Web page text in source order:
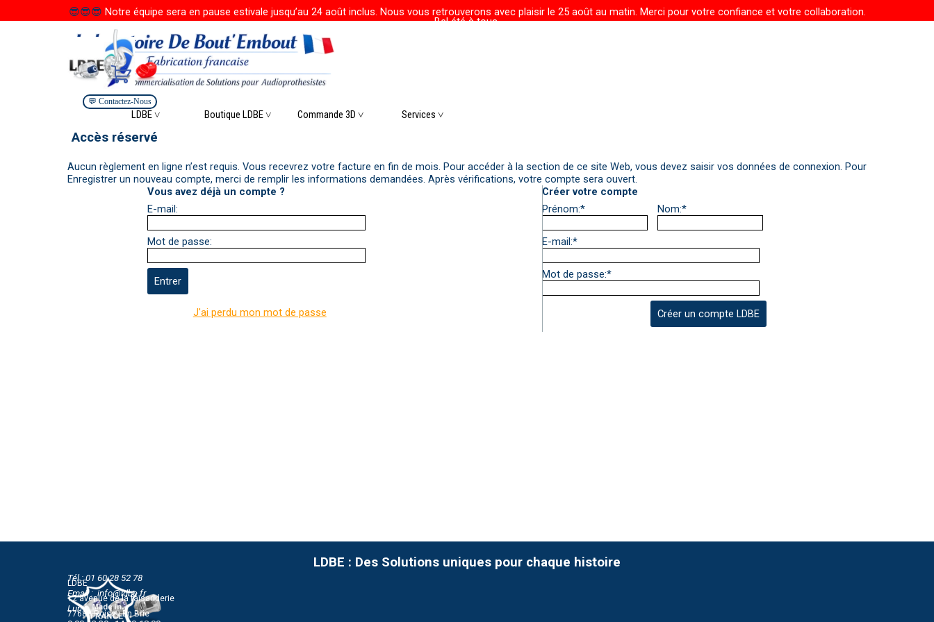
Aller au contenu
😎😎😎 Notre équipe sera en pause estivale jusqu’au 24 août inclus. Nous vous retrouverons avec plaisir le 25 août au matin. Merci pour votre confiance et votre collaboration.
Bel été à tous.
💬 Contactez-Nous
Sauter le menu
LDBE ˅ ▼
Boutique LDBE ˅ ▼
Commande 3D ˅ ▼
Services ˅
Accès réservé
Aucun règlement en ligne n’est requis. Vous recevrez votre facture en fin de mois. Pour accéder à la section de ce site Web, vous devez saisir vos données de connexion. Pour
Enregistrer un nouveau compte, merci de remplir les informations demandées. Après vérifications, votre compte sera ouvert.
Vous avez déjà un compte ?
E-mail:
Mot de passe:
J'ai perdu mon mot de passe
Créer votre compte
Prénom:* Nom:*
E-mail:*
Mot de passe:*
LDBE : Des Solutions uniques pour chaque histoire
Tél : 01 60 28 52 78
Email : info@ldbe.fr
Lun-Jeu
LDBE
12 avenue de la faisanderie
77680 Roissy En Brie